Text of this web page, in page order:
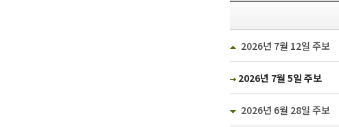
2026년 7월 12일 주보
2026년 7월 5일 주보
2026년 6월 28일 주보